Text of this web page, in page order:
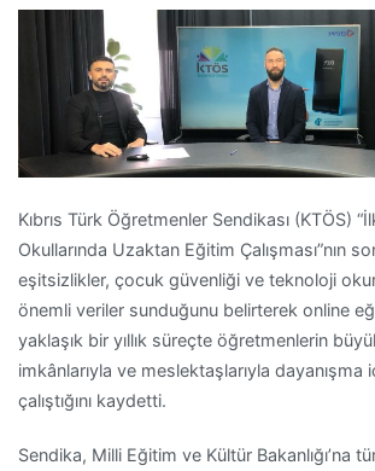
Kıbrıs Türk Öğretmenler Sendikası (KTÖS)
Okullarında Uzaktan Eğitim Çalışması”nın
eşitsizlikler, çocuk güvenliği ve teknoloji
önemli veriler sunduğunu belirterek online
yaklaşık bir yıllık süreçte öğretmenlerin
imkânlarıyla ve meslektaşlarıyla dayanışma
çalıştığını kaydetti.
Sendika, Milli Eğitim ve Kültür Bakanlığı’na